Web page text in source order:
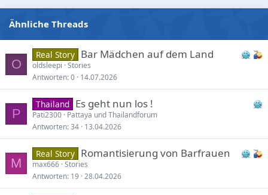
:
Ähnliche Threads
O
Real Story Bar Mädchen auf dem Land
oldsleepi Stories
Antworten 0 14.07.2026
P
Thailand Es geht nun los !
Pati2300 Pattaya und Thailandforum
Antworten 34 13.04.2026
M
Real Story Romantisierung von Barfrauen
max666 Stories
Antworten 19 28.04.2026